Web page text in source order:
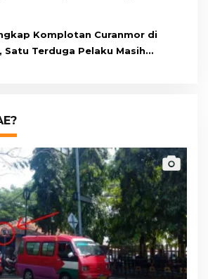
Komplotan Curanmor di
Satu Terduga Pelaku Masih